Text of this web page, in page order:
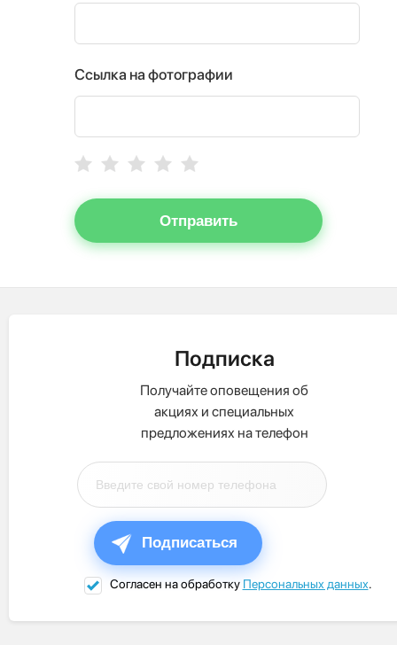
Ссылка на фотографии
Отправить
Подписка
Получайте оповещения об
акциях и специальных
предложениях на телефон
Подписаться
Согласен на обработку Персональных данных.